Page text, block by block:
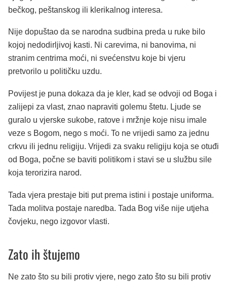
bečkog, peštanskog ili klerikalnog interesa.
Nije dopuštao da se narodna sudbina preda u ruke bilo
kojoj nedodirljivoj kasti. Ni carevima, ni banovima, ni
stranim centrima moći, ni svećenstvu koje bi vjeru
pretvorilo u političku uzdu.
Povijest je puna dokaza da je kler, kad se odvoji od Boga i
zalijepi za vlast, znao napraviti golemu štetu. Ljude se
guralo u vjerske sukobe, ratove i mržnje koje nisu imale
veze s Bogom, nego s moći. To ne vrijedi samo za jednu
crkvu ili jednu religiju. Vrijedi za svaku religiju koja se otuđi
od Boga, počne se baviti politikom i stavi se u službu sile
koja terorizira narod.
Tada vjera prestaje biti put prema istini i postaje uniforma.
Tada molitva postaje naredba. Tada Bog više nije utjeha
čovjeku, nego izgovor vlasti.
Zato ih štujemo
Ne zato što su bili protiv vjere, nego zato što su bili protiv